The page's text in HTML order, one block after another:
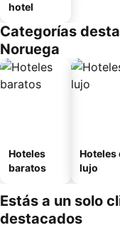
hotel
Categorías
Noruega
Hoteles
baratos
Hoteles
lujo
Estás a un solo
destacados